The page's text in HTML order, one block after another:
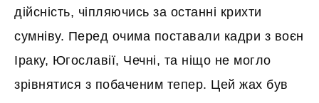
дійсність, чіпляючись за останні крихти
сумніву. Перед очима поставали кадри з воєн
Іраку, Югославії, Чечні, та ніщо не могло
зрівнятися з побаченим тепер. Цей жах був